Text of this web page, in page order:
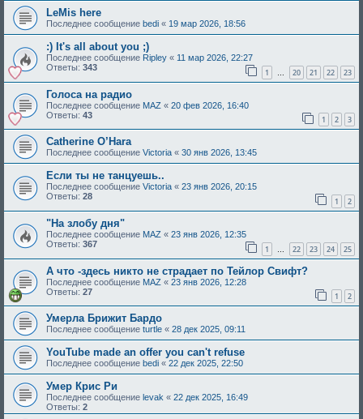
LeMis here
Последнее сообщение bedi « 19 мар 2026, 18:56
:) It's all about you ;)
Последнее сообщение Ripley « 11 мар 2026, 22:27
Ответы: 343 1 … 20 21 22 23
Голоса на радио
Последнее сообщение MAZ « 20 фев 2026, 16:40
Ответы: 43 1 2 3
Catherine O’Hara
Последнее сообщение Victoria « 30 янв 2026, 13:45
Если ты нe танцуешь..
Последнее сообщение Victoria « 23 янв 2026, 20:15
Ответы: 28 1 2
"На злобу дня"
Последнее сообщение MAZ « 23 янв 2026, 12:35
Ответы: 367 1 … 22 23 24 25
А что -здесь никто не страдает по Тейлор Свифт?
Последнее сообщение MAZ « 23 янв 2026, 12:28
Ответы: 27 1 2
Умерла Брижит Бардо
Последнее сообщение turtle « 28 дек 2025, 09:11
YouTube made an offer you can't refuse
Последнее сообщение bedi « 22 дек 2025, 22:50
Умер Крис Ри
Последнее сообщение levak « 22 дек 2025, 16:49
Ответы: 2